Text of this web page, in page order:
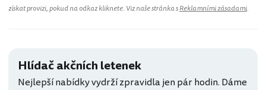
získat provizi, pokud na odkaz kliknete. Viz naše stránka sReklamními zásadami.
Hlídač akčních letenek
Nejlepší nabídky vydrží zpravidla jen pár hodin. Dáme